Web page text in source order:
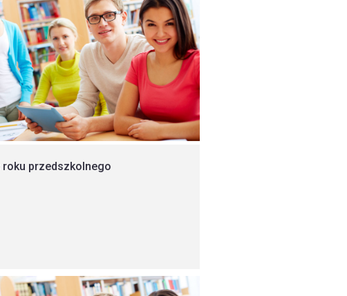
przedszkolnego